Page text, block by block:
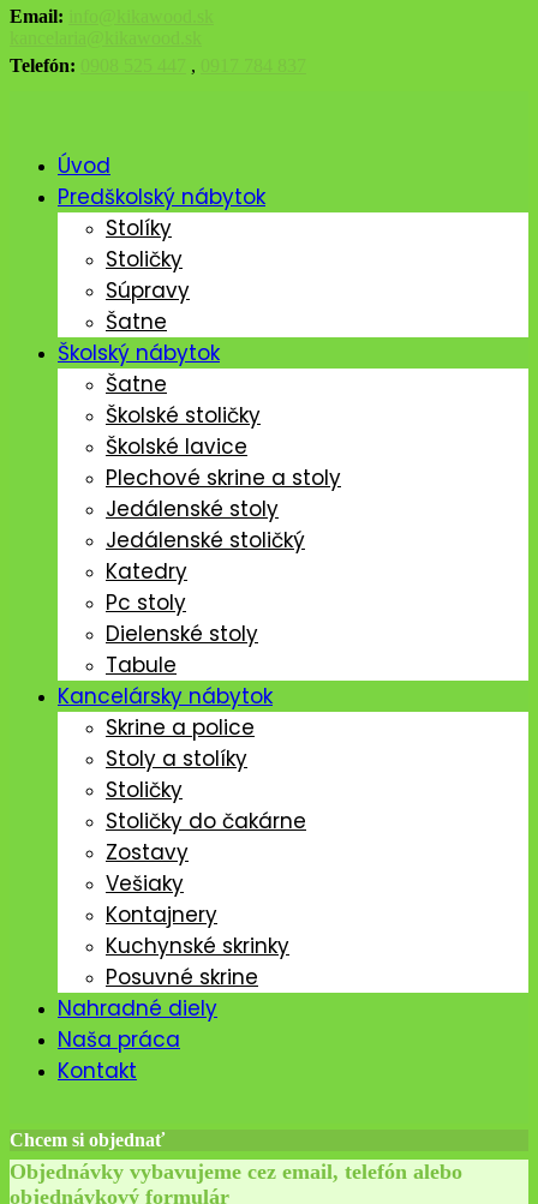
Email:
Telefón:
,
Úvod
Predškolský nábytok
Stolíky
Stoličky
Súpravy
Šatne
Školský nábytok
Šatne
Školské stoličky
Školské lavice
Plechové skrine a stoly
Jedálenské stoly
Jedálenské stoličký
Katedry
Pc stoly
Dielenské stoly
Tabule
Kancelársky nábytok
Skrine a police
Stoly a stolíky
Stoličky
Stoličky do čakárne
Zostavy
Vešiaky
Kontajnery
Kuchynské skrinky
Posuvné skrine
Nahradné diely
Naša práca
Kontakt
Chcem si objednať
Objednávky vybavujeme cez email, telefón alebo
objednávkový formulár